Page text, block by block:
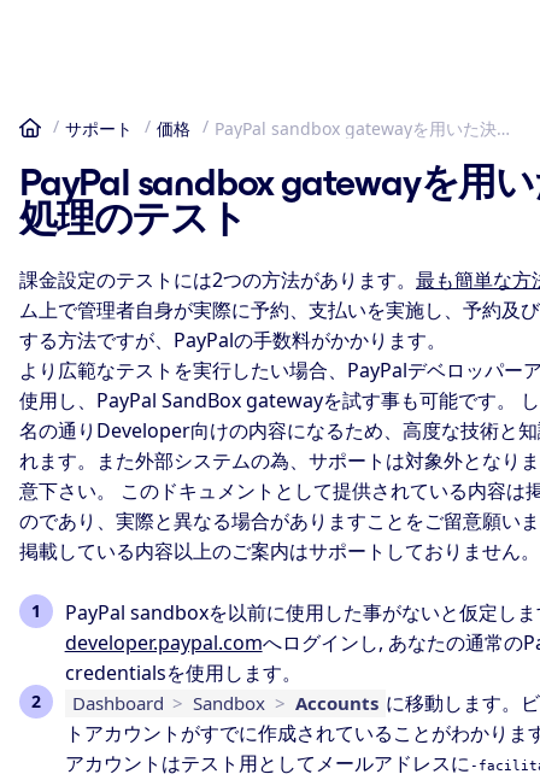
ホーム
サポート 価格 PayPal sandbox gatewayを用いた決済処理のテスト
PayPal sandbox gatewayを用
処理のテスト
課金設定のテストには2つの方法があります。 最も簡単な方
ム上で管理者自身が実際に予約、支払いを実施し、予約及
する方法ですが、PayPalの手数料がかかります。
より広範なテストを実行したい場合、PayPalデベロッパー
使用し、PayPal SandBox gatewayを試す事も可能です。
名の通りDeveloper向けの内容になるため、高度な技術と
れます。また外部システムの為、サポートは対象外となり
意下さい。 このドキュメントとして提供されている内容は
のであり、実際と異なる場合がありますことをご留意願い
掲載している内容以上のご案内はサポートしておりません。
PayPal sandboxを以前に使用した事がないと仮定し
developer.paypal.comへログインし, あなたの通常の
credentialsを使用します。
Dashboard > Sandbox > Accounts に移動します。
トアカウントがすでに作成されていることがわかりま
アカウントはテスト用としてメールアドレスに-